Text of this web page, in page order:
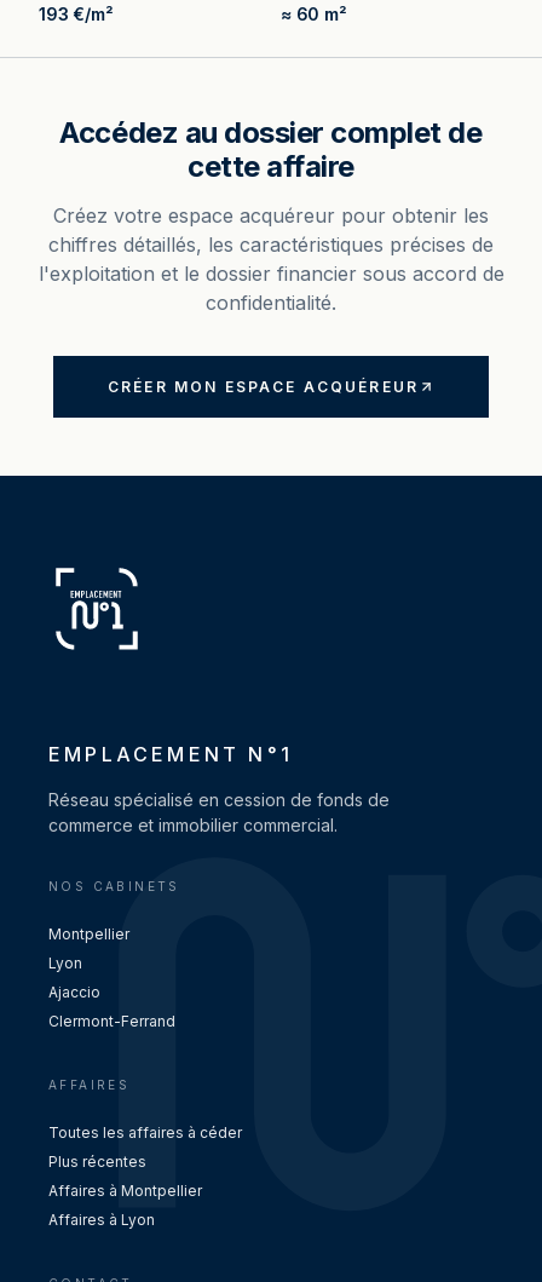
193 €/m² ≈ 60 m²
Accédez au dossier complet de
cette affaire
Créez votre espace acquéreur pour obtenir les
chiffres détaillés, les caractéristiques précises de
l'exploitation et le dossier financier sous accord de
confidentialité.
CRÉER MON ESPACE ACQUÉREUR
EMPLACEMENT N°1
Réseau spécialisé en cession de fonds de
commerce et immobilier commercial.
NOS CABINETS
Montpellier
Lyon
Ajaccio
Clermont-Ferrand
AFFAIRES
Toutes les affaires à céder
Plus récentes
Affaires à Montpellier
Affaires à Lyon